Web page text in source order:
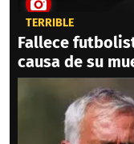
TERRIBLE
Fallece
causa de su